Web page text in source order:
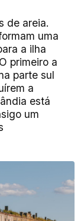
de areia.
uma
a ilha
primeiro a
parte sul
a
está
um